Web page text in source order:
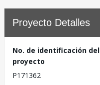
Proyecto Detalles
No. de identificación del
proyecto
P171362